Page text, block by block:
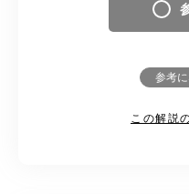
参考
この解説